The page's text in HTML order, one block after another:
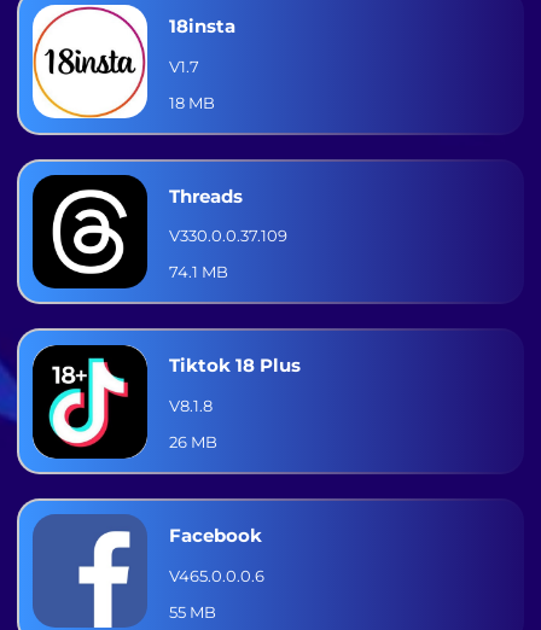
18insta
V1.7
18 MB
Threads
V330.0.0.37.109
74.1 MB
Tiktok 18 Plus
V8.1.8
26 MB
Facebook
V465.0.0.0.6
55 MB